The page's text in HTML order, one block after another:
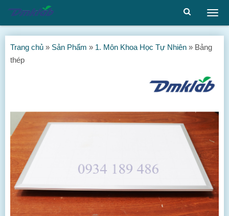
Trang chủ » Sản Phẩm » 1. Môn Khoa Học Tự Nhiên » Bảng
thép